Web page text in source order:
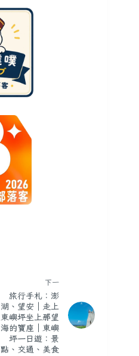
下一
旅行手札：澎
湖、望安｜走上
東嶼坪坐上那望
海的寶座｜東嶼
坪一日遊：景
點、交通、美食